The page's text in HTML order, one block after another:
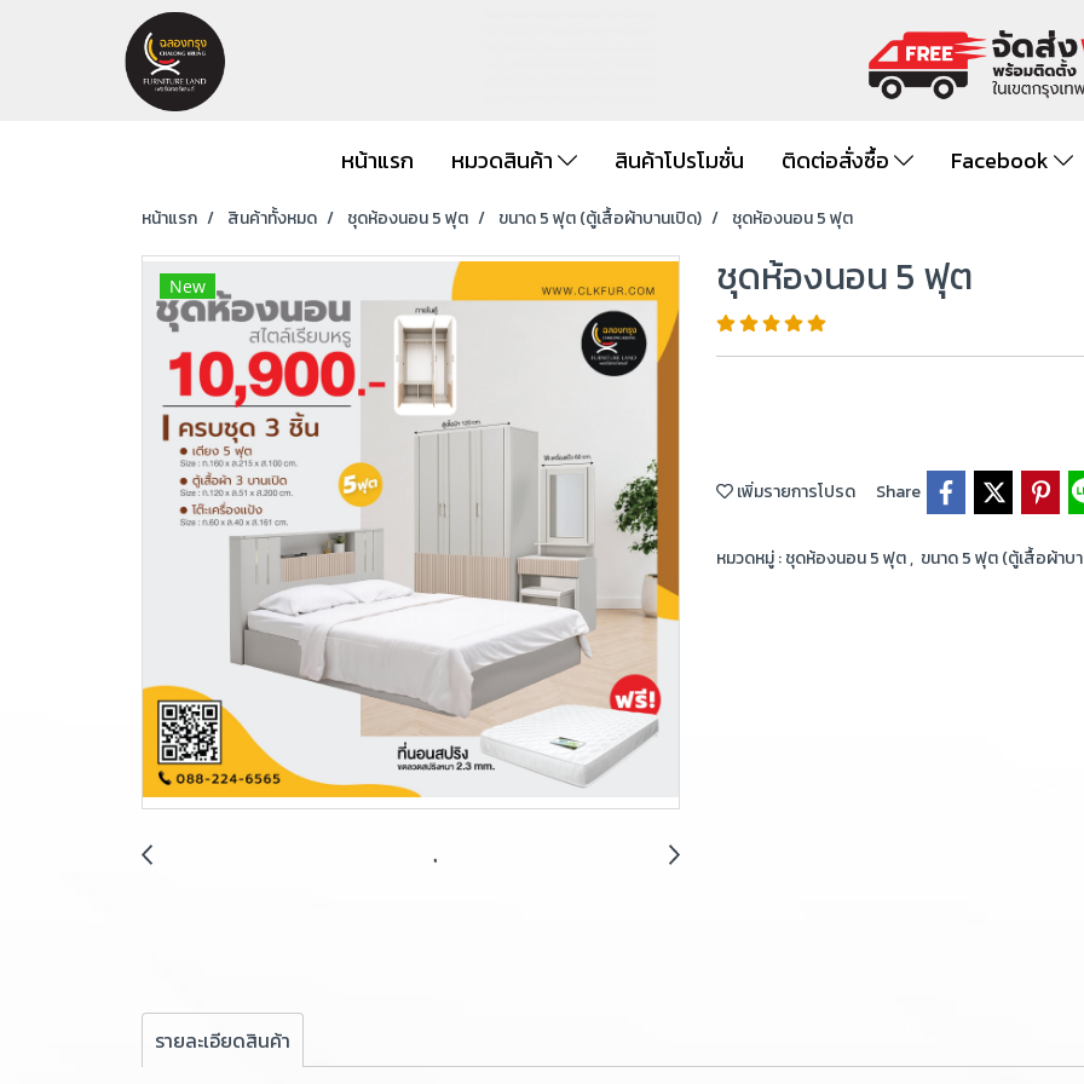
หน้าแรก หมวดสินค้า สินค้าโปรโมชั่น ติดต่อสั่งซื้อ Facebook
หน้าแรก สินค้าทั้งหมด ชุดห้องนอน 5 ฟุต ขนาด 5 ฟุต (ตู้เสื้อผ้าบานเปิด) ชุดห้องนอน 5 ฟุต
New ชุดห้องนอน 5 ฟุต
เพิ่มรายการโปรด Share
หมวดหมู่ :ชุดห้องนอน 5 ฟุต, ขนาด 5 ฟุต (ตู้เสื้อผ้าบ
รายละเอียดสินค้า